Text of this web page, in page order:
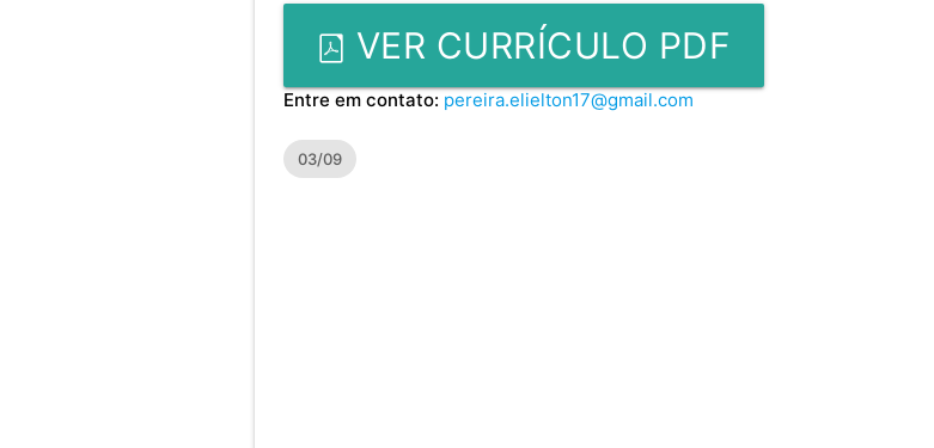
VER CURRÍCULO PDF
Entre em contato: pereira.elielton17@gmail.com
03/09